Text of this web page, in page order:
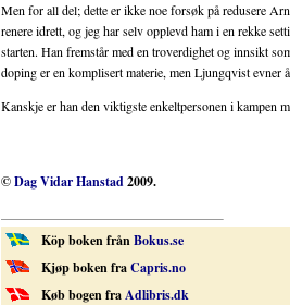
Men for all del; dette er ikke noe forsøk på redusere
renere idrett, og jeg har selv opplevd ham i en rekke
starten. Han fremstår med en troverdighet og innsikt
doping er en komplisert materie, men Ljungqvist evner
Kanskje er han den viktigste enkeltpersonen i kampen
©Dag Vidar Hanstad2009.
Köp boken frånBokus.se
Kjøp boken fraCapris.no
Køb bogen fraAdlibris.dk